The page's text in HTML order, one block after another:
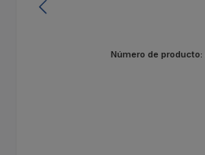
Número de producto: